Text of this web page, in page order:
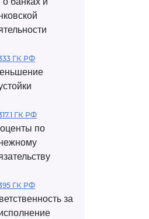
ГК РФ
ГК РФ
по
ГК РФ
за